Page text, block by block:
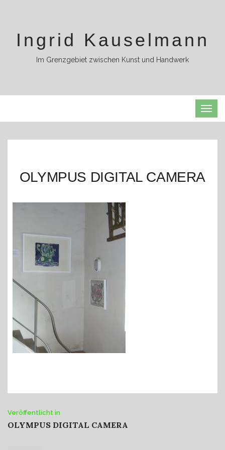
Ingrid Kauselmann
Im Grenzgebiet zwischen Kunst und Handwerk
OLYMPUS DIGITAL CAMERA
Beitrags-
Veröffentlicht in
OLYMPUS DIGITAL CAMERA